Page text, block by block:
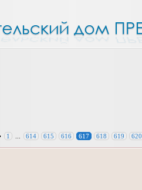
1 614 615 616 617 618 619 620